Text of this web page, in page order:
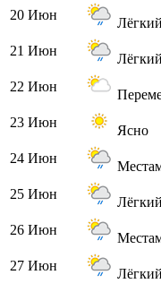
20 Июн
21 Июн
22 Июн
23 Июн
Ясно
24 Июн
25 Июн
26 Июн
27 Июн